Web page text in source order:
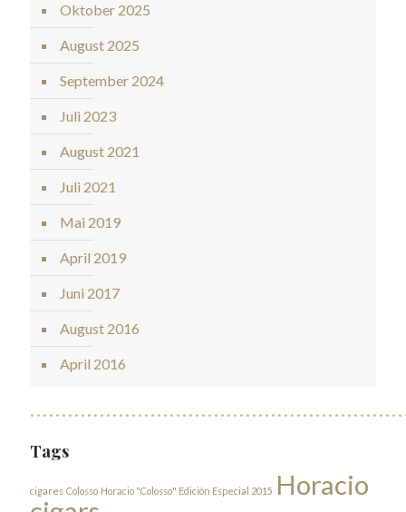
Oktober 2025
August 2025
September 2024
Juli 2023
August 2021
Juli 2021
Mai 2019
April 2019
Juni 2017
August 2016
April 2016
Tags
cigares Colosso Horacio "Colosso" Edición Especial 2015 Horacio